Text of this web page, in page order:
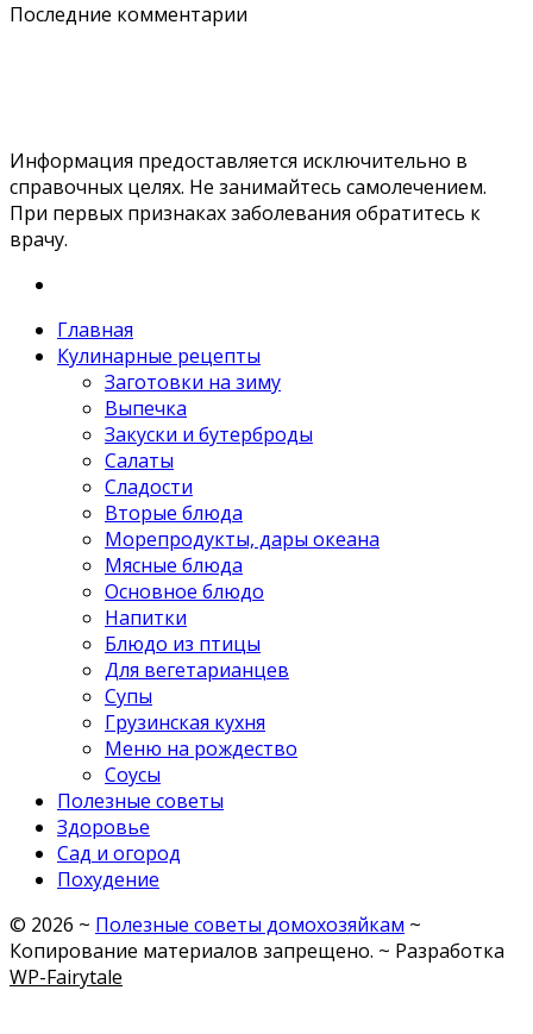
Последние комментарии
Информация предоставляется исключительно в
справочных целях. Не занимайтесь самолечением.
При первых признаках заболевания обратитесь к
врачу.
Главная
Кулинарные рецепты
Заготовки на зиму
Выпечка
Закуски и бутерброды
Салаты
Сладости
Вторые блюда
Морепродукты, дары океана
Мясные блюда
Основное блюдо
Напитки
Блюдо из птицы
Для вегетарианцев
Супы
Грузинская кухня
Меню на рождество
Соусы
Полезные советы
Здоровье
Сад и огород
Похудение
© 2026 ~ Полезные советы домохозяйкам ~
Копирование материалов запрещено. ~ Разработка
WP-Fairytale